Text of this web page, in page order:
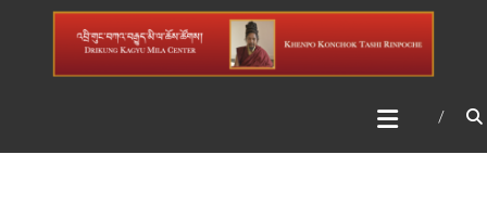
DRIKUNG KAGYU MILA
CENTER